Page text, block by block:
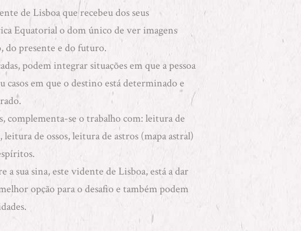
de Lisboa que recebeu dos seus
Equatorialo dom único de ver imagens
do presente e do futuro.
podem integrar situações em que a pessoa
casos em que o destino está determinado e
complementa-se o trabalho com: leitura de
,leitura de ossos,leitura de astros(mapa astral)
.
sua sina, este vidente de Lisboa, está a dar
opção para o desafio e também podem